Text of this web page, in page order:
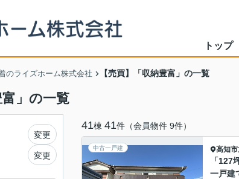
トップ
のライズホーム株式会社 【売買】「収納豊富」の一覧
富」の一覧
41棟 41件（会員物件 9件）
中古一戸建 高知市
「
一戸建
変更
変更